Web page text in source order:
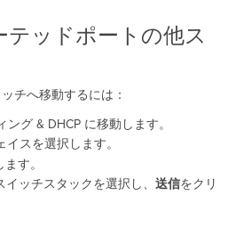
テッドポートの他ス
チへ移動するには：
ング & DHCP に移動します。
スを選択します。
す。
ッチスタックを選択し、 送信をクリ